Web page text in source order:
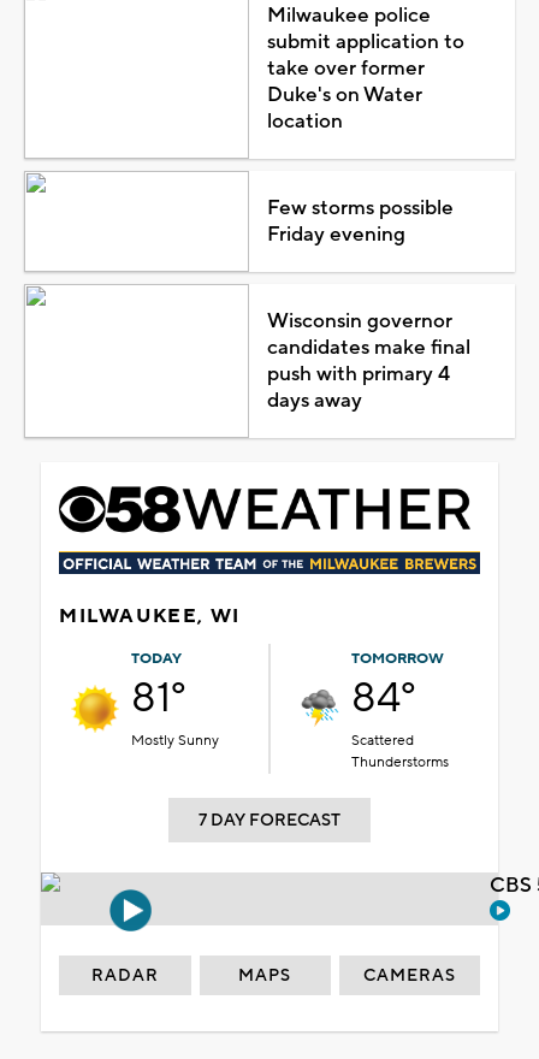
Milwaukee police
submit application to
take over former
Duke's on Water
location
Few storms possible
Friday evening
Wisconsin governor
candidates make final
push with primary 4
days away
MILWAUKEE, WI
TODAY
81°
Mostly Sunny
TOMORROW
84°
Scattered
Thunderstorms
7 DAY FORECAST
RADAR MAPS CAMERAS